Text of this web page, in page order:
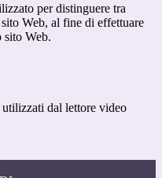
per distinguere tra
Web, al fine di effettuare
Web.
dal lettore video